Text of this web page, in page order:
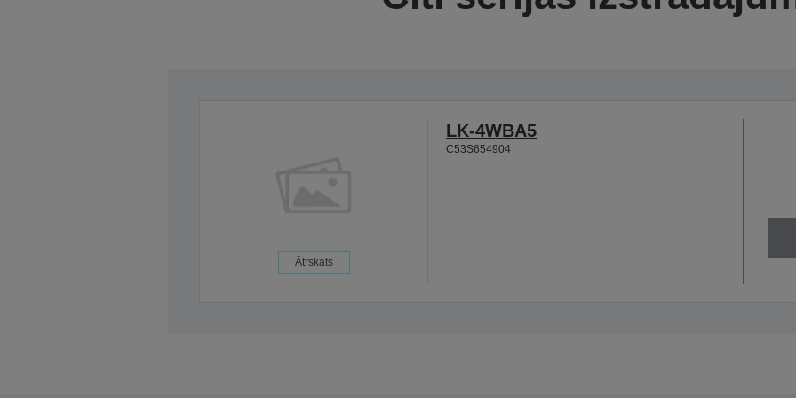
Ātrskats
LK-4WBA5
C53S654904